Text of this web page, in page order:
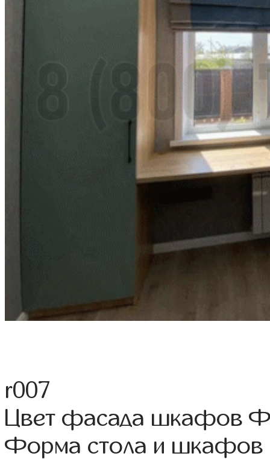
r007
Цвет фасада шкафов
Форма стола и шкафов